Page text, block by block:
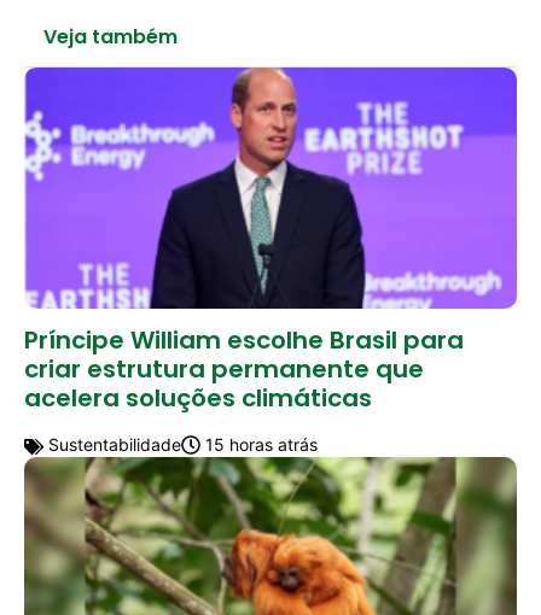
Veja também
Príncipe William escolhe Brasil para
criar estrutura permanente que
acelera soluções climáticas
Sustentabilidade 15 horas atrás